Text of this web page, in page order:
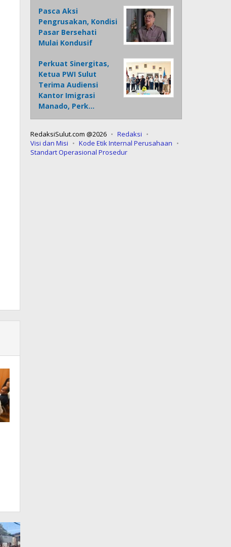
Pasca Aksi
Pengrusakan, Kondisi
Pasar Bersehati
Mulai Kondusif
Perkuat Sinergitas,
Ketua PWI Sulut
Terima Audiensi
Kantor Imigrasi
Manado, Perk…
RedaksiSulut.com @2026
Redaksi
Visi dan Misi
Kode Etik Internal Perusahaan
Standart Operasional Prosedur